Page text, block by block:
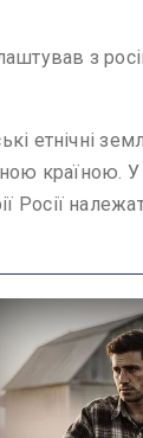
з
етнічні
країною.
Росії